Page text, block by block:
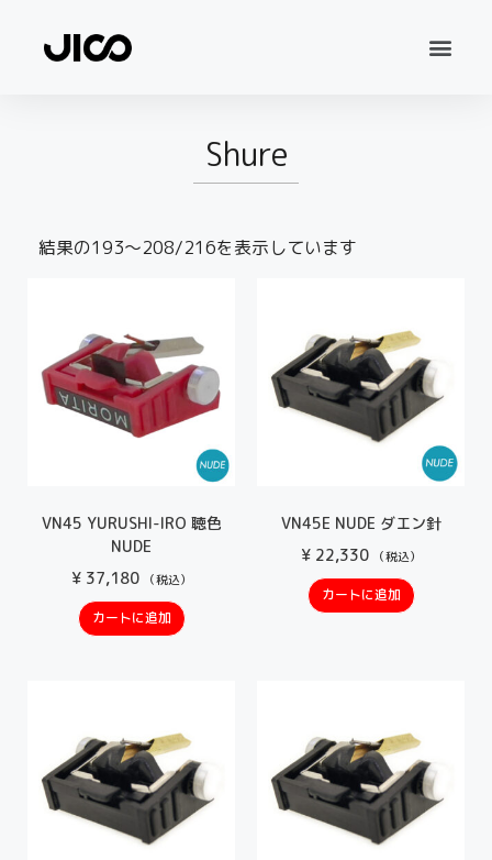
Shure
結果の193～208/216を表示しています
VN45 YURUSHI-IRO 聴色
NUDE
¥37,180 （税込）
カートに追加
VN45E NUDE ダエン針
¥22,330 （税込）
カートに追加